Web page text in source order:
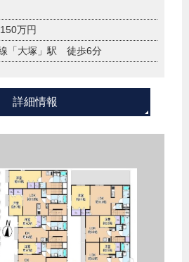
万円
「大塚」駅 徒歩6分
詳細情報